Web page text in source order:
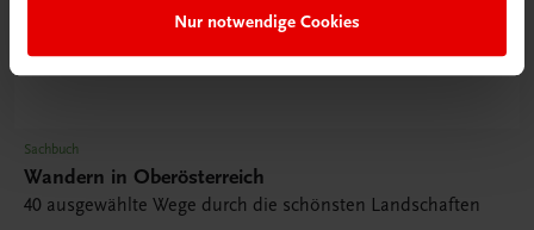
Nur notwendige Cookies
Sachbuch
Wandern in Oberösterreich
40 ausgewählte Wege durch die schönsten Landschaften